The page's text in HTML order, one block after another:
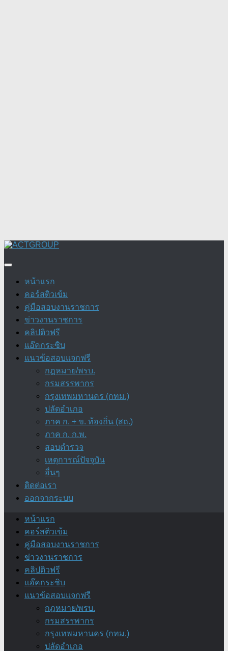
Skip
content
หน้าแรก
คอร์สติวเข้ม
คู่มือสอบงานราชการ
ข่าวงานราชการ
คลิปติวฟรี
แอ๊คกระซิบ
แนวข้อสอบแจกฟรี
กฎหมาย/พรบ.
กรมสรรพากร
กรุงเทพมหานคร (กทม.)
ปลัดอำเภอ
ภาค ก. + ข. ท้องถิ่น (สถ.)
ภาค ก. ก.พ.
สอบตำรวจ
เหตุการณ์ปัจจุบัน
อื่นๆ
ติดต่อเรา
ออกจากระบบ
หน้าแรก
คอร์สติวเข้ม
คู่มือสอบงานราชการ
ข่าวงานราชการ
คลิปติวฟรี
แอ๊คกระซิบ
แนวข้อสอบแจกฟรี
กฎหมาย/พรบ.
กรมสรรพากร
กรุงเทพมหานคร (กทม.)
ปลัดอำเภอ